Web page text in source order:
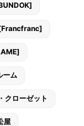
ーム
クローゼット
屋